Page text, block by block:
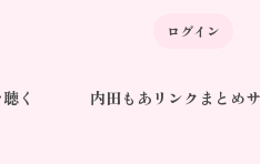
ログイン
く 内田もあリンクまとめ